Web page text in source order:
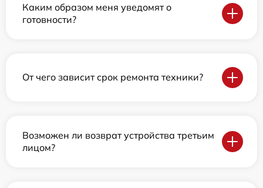
Каким образом меня уведомят о
готовности?
От чего зависит срок ремонта техники?
Возможен ли возврат устройства третьим
лицом?